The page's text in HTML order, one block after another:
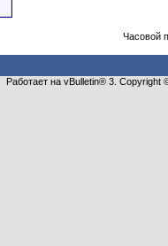
Часовой
Работает на vBulletin® 3.